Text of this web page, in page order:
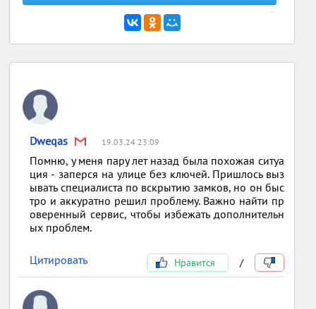
Dweqas 19.03.24 23:09
Помню, у меня пару лет назад была похожая ситуа
ция - заперся на улице без ключей. Пришлось выз
ывать специалиста по вскрытию замков, но он быс
тро и аккуратно решил проблему. Важно найти пр
оверенный сервис, чтобы избежать дополнительн
ых проблем.
Цитировать Нравится /